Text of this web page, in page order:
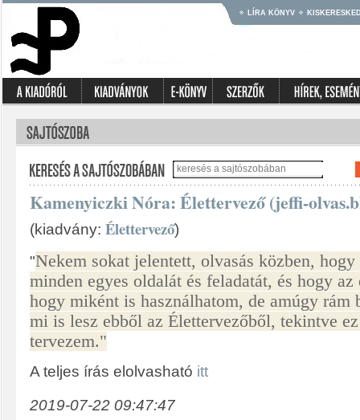
LÍRA KÖNYV
Kamenyiczki Nóra: Élettervező (jeffi-
(kiadvány: Élettervező)
"Nekem sokat jelentett, olvasás közben,
minden egyes oldalát és feladatát, és hogy
hogy miként is használhatom, de amúgy rám
mi is lesz ebből az Élettervezőből, tekintve
tervezem."
A teljes írás elolvasható itt
2019-07-22 09:47:47